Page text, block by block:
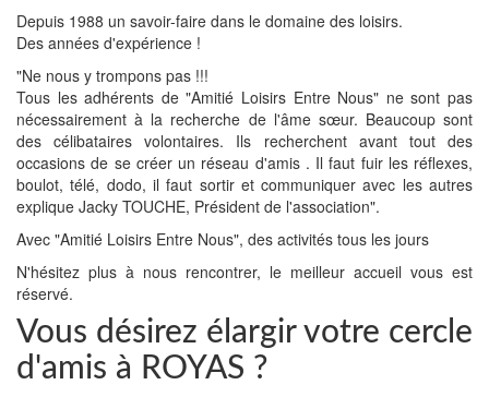
Depuis 1988 un savoir-faire dans le domaine des loisirs.
Des années d'expérience !
"Ne nous y trompons pas !!!
Tous les adhérents de "Amitié Loisirs Entre Nous" ne sont pas
nécessairement à la recherche de l'âme sœur. Beaucoup sont
des célibataires volontaires. Ils recherchent avant tout des
occasions de se créer un réseau d'amis . Il faut fuir les réflexes,
boulot, télé, dodo, il faut sortir et communiquer avec les autres
explique Jacky TOUCHE, Président de l'association".
Avec "Amitié Loisirs Entre Nous", des activités tous les jours
N'hésitez plus à nous rencontrer, le meilleur accueil vous est
réservé.
Vous désirez élargir votre cercle
d'amis à ROYAS ?